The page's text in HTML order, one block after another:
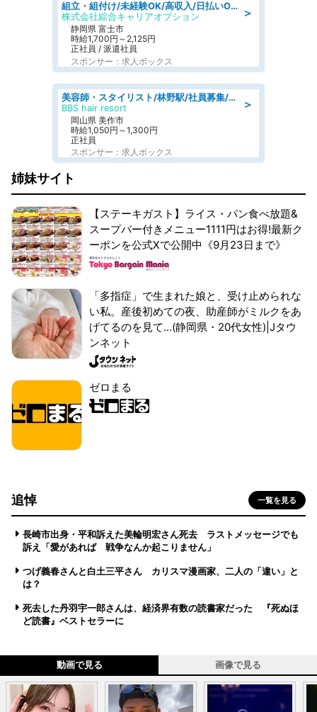
＞
組立・組付け/未経験OK/高収入/日払いOK/交替制/20・30・40代活躍中
株式会社綜合キャリアオプション
静岡県 富士市
時給1,700円～2,125円
正社員 / 派遣社員
スポンサー：求人ボックス
＞
美容師・スタイリスト/林野駅/社員募集/8月9日更新
BBS hair resort
岡山県 美作市
時給1,050円～1,300円
正社員
スポンサー：求人ボックス
姉妹サイト
【ステーキガスト】ライス・パン食べ放題&
スープバー付きメニュー1111円はお得!最新ク
ーポンを公式Xで公開中《9月23日まで》
「多指症」で生まれた娘と、受け止められな
い私。産後初めての夜、助産師がミルクをあ
げてるのを見て...(静岡県・20代女性)|Jタウ
ンネット
ゼロまる
追悼 一覧を見る
長崎市出身・平和訴えた美輪明宏さん死去 ラストメッセージでも
訴え「愛があれば 戦争なんか起こりません」
つげ義春さんと白土三平さん カリスマ漫画家、二人の「違い」と
は？
死去した丹羽宇一郎さんは、経済界有数の読書家だった 『死ぬほ
ど読書』ベストセラーに
動画で見る 画像で見る